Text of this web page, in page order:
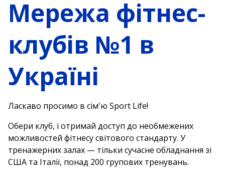
Мережа фітнес-
клубів №1 в
Україні
Ласкаво просимо в сім'ю Sport Life!
Обери клуб, і отримай доступ до необмежених
можливостей фітнесу світового стандарту. У
тренажерних залах — тільки сучасне обладнання зі
США та Італії, понад 200 групових тренувань.